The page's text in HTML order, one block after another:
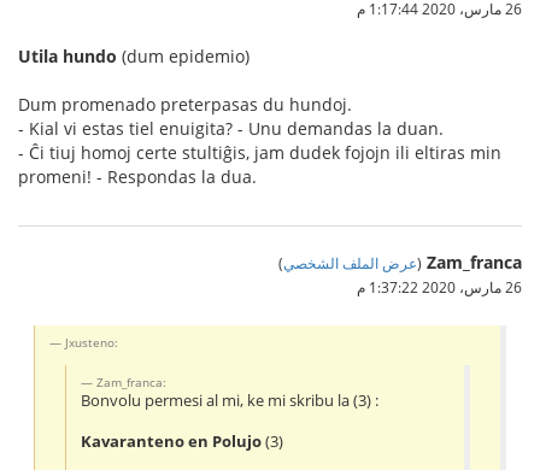
26 مارس، 2020 1:17:44 م
Utila hundo (dum epidemio)
Dum promenado preterpasas du hundoj.
- Kial vi estas tiel enuigita? - Unu demandas la duan.
- Ĉi tiuj homoj certe stultiĝis, jam dudek fojojn ili eltiras min
promeni! - Respondas la dua.
Zam_franca
(عرض الملف الشخصي)
26 مارس، 2020 1:37:22 م
Jxusteno:
Zam_franca:
Bonvolu permesi al mi, ke mi skribu la (3) :
Kavaranteno en Polujo(3)